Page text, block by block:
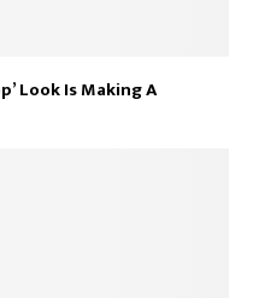
Look Is Making A